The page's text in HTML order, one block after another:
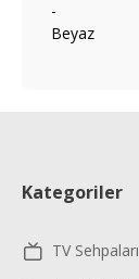
Kategoriler
TV Sehpaları